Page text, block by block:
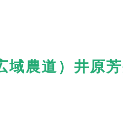
域農道）井原